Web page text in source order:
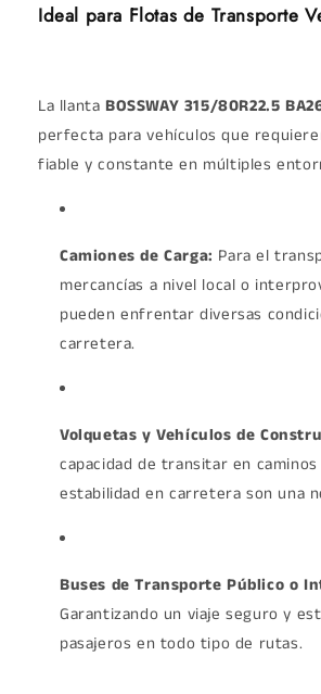
Ideal para Flotas de Transporte
La llanta BOSSWAY 315/80R22.5
perfecta para vehículos que
fiable y constante en múltiples
Camiones de Carga: Para el
mercancías a nivel local o
pueden enfrentar diversas
carretera.
Volquetas y Vehículos de
capacidad de transitar en
estabilidad en carretera son una
Buses de Transporte Público o
Garantizando un viaje seguro y
pasajeros en todo tipo de rutas.